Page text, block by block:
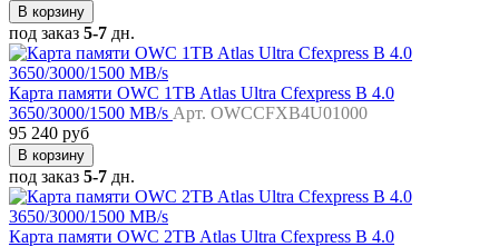
В корзину
под заказ 5-7 дн.
Карта памяти OWC 1TB Atlas Ultra Cfexpress B 4.0
3650/3000/1500 MB/s Арт. OWCCFXB4U01000
95 240 руб
В корзину
под заказ 5-7 дн.
Карта памяти OWC 2TB Atlas Ultra Cfexpress B 4.0